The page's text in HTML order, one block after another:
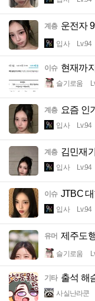
계층 운전자
입사 Lv.94
이슈 현재까
슬기로움
계층 요즘 인
입사 Lv.94
계층 김민재
입사 Lv.94
이슈 JTBC
입사 Lv.94
유머 제주도
슬기로움
기타 출석 해
사실난라쿤